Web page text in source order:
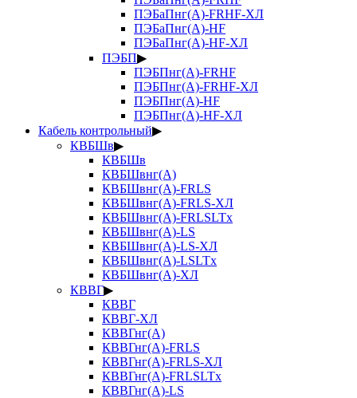
ПЭБаПнг(А)-FRHF-ХЛ
ПЭБаПнг(А)-HF
ПЭБаПнг(А)-HF-ХЛ
ПЭБП▶
ПЭБПнг(А)-FRHF
ПЭБПнг(А)-FRHF-ХЛ
ПЭБПнг(А)-HF
ПЭБПнг(А)-HF-ХЛ
Кабель контрольный▶
КВБШв▶
КВБШв
КВБШвнг(А)
КВБШвнг(А)-FRLS
КВБШвнг(А)-FRLS-ХЛ
КВБШвнг(А)-FRLSLTx
КВБШвнг(А)-LS
КВБШвнг(А)-LS-ХЛ
КВБШвнг(А)-LSLTx
КВБШвнг(А)-ХЛ
КВВГ▶
КВВГ
КВВГ-ХЛ
КВВГнг(А)
КВВГнг(А)-FRLS
КВВГнг(А)-FRLS-ХЛ
КВВГнг(А)-FRLSLTx
КВВГнг(А)-LS